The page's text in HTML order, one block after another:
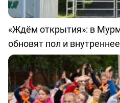
«Ждём открытия»: в
обновят пол и